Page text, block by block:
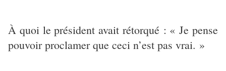
À quoi le président avait rétorqué : « Je pense
pouvoir proclamer que ceci n’est pas vrai. »